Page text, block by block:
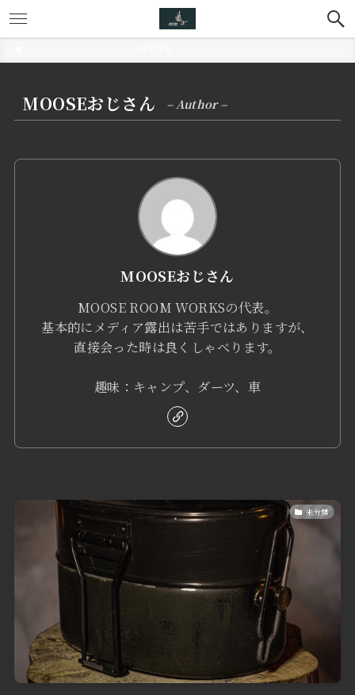
MOOSEおじさん – Author –
MOOSEおじさん
MOOSE ROOM WORKSの代表。
基本的にメディア露出は苦手ではありますが、
直接会った時は良くしゃべります。
趣味：キャンプ、ダーツ、車
未分類